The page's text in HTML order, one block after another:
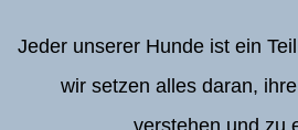
Jeder unserer Hunde ist ein
wir setzen alles daran,